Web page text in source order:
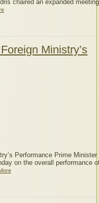
chaired an expanded
Ministry’s
Performance Prime Minister
on the overall performance